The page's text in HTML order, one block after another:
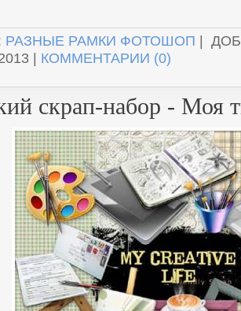
РАЗНЫЕ РАМКИ ФОТОШОП |
| КОММЕНТАРИИ (0)
скрап-набор - Моя